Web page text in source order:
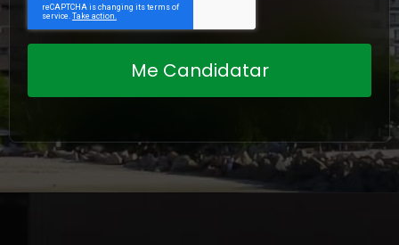
Me Candidatar